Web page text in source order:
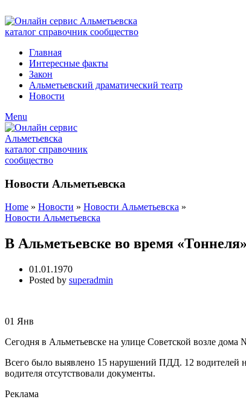
Главная
Интересные факты
Закон
Альметьевский драматический театр
Новости
Menu
Новости Альметьевска
Home » Новости » Новости Альметьевска »
Новости Альметьевска
В Альметьевске во время
01.01.1970
Posted by superadmin
01 Янв
Сегодня в Альметьевске на улице Советской возле
Всего было выявлено 15 нарушений ПДД. 12 водителей
водителя отсутствовали документы.
Реклама